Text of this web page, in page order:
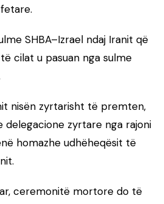
SHBA–Izrael ndaj Iranit që
cilat u pasuan nga sulme
nisën zyrtarisht të premten,
delegacione zyrtare nga rajoni
homazhe udhëheqësit të
ceremonitë mortore do të